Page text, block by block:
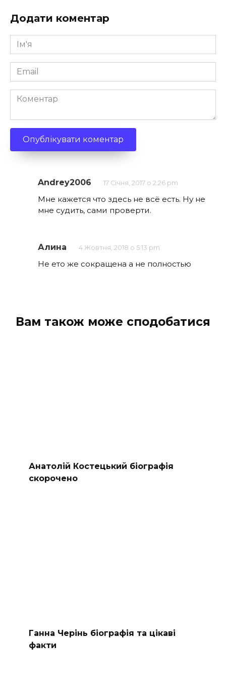
Додати коментар
Ім'я
*
Email
*
Коментар
Andrey2006 17 Січня, 2017 о 2:26 pm
Мне кажется что здесь не всё есть. Ну не
мне судить, сами проверти.
Алина 4 Жовтня, 2018 о 5:13 pm
Не ето же сокращена а не полностью
Вам також може сподобатися
Анатолій Костецький біографія
скорочено
Ганна Черінь біографія та цікаві
факти